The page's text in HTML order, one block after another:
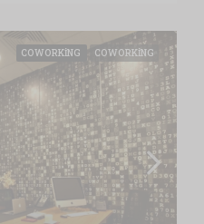
COWORKING COWORKING